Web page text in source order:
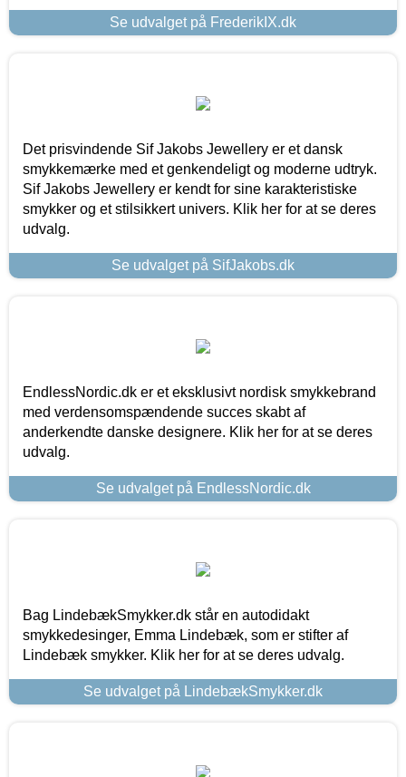
Se udvalget på FrederikIX.dk
Det prisvindende Sif Jakobs Jewellery er et dansk
smykkemærke med et genkendeligt og moderne udtryk.
Sif Jakobs Jewellery er kendt for sine karakteristiske
smykker og et stilsikkert univers. Klik her for at se deres
udvalg.
Se udvalget på SifJakobs.dk
EndlessNordic.dk er et eksklusivt nordisk smykkebrand
med verdensomspændende succes skabt af
anderkendte danske designere. Klik her for at se deres
udvalg.
Se udvalget på EndlessNordic.dk
Bag LindebækSmykker.dk står en autodidakt
smykkedesinger, Emma Lindebæk, som er stifter af
Lindebæk smykker. Klik her for at se deres udvalg.
Se udvalget på LindebækSmykker.dk